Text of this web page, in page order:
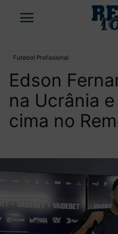
Futebol Profissional
Edson
na Ucrânia
cima no